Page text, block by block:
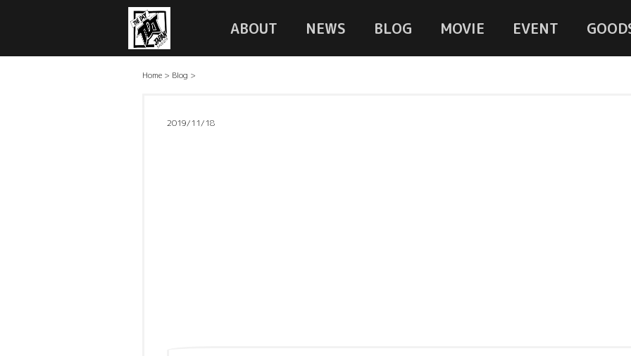
ABOUT NEWS BLOG MOVIE EVENT
Home > Blog >
2019/11/18